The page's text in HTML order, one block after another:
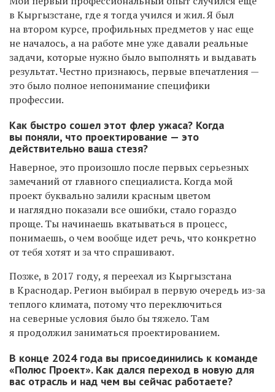
в Кыргызстане, где я тогда учился и жил. Я был
на втором курсе, профильных предметов у нас еще
не началось, а на работе мне уже давали реальные
задачи, которые нужно было выполнять и выдавать
результат. Честно признаюсь, первые впечатления —
это было полное непонимание специфики
профессии.
Как быстро сошел этот флер ужаса? Когда
вы поняли, что проектирование — это
действительно ваша стезя?
Наверное, это произошло после первых серьезных
замечаний от главного специалиста. Когда мой
проект буквально залили красным цветом
и наглядно показали все ошибки, стало гораздо
проще. Ты начинаешь вкатываться в процесс,
понимаешь, о чем вообще идет речь, что конкретно
от тебя хотят и за что спрашивают.
Позже, в 2017 году, я переехал из Кыргызстана
в Краснодар. Регион выбирал в первую очередь из-за
теплого климата, потому что переключиться
на северные условия было бы тяжело. Там
я продолжил заниматься проектированием.
В конце 2024 года вы присоединились к команде
«Полюс Проект». Как дался переход в новую для
вас отрасль и над чем вы сейчас работаете?